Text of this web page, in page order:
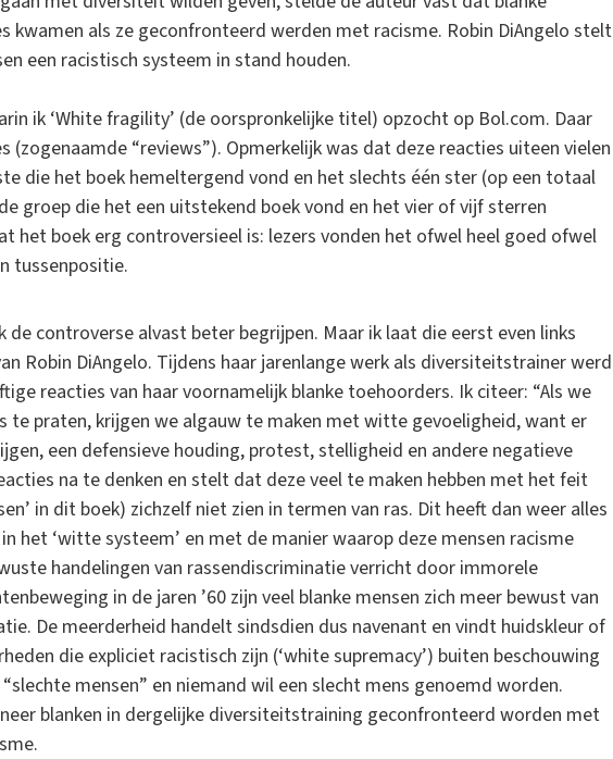
kwamen als ze geconfronteerd werden met racisme. Robin DiAngelo stelt
een racistisch systeem in stand houden.
ik ‘White fragility’ (de oorspronkelijke titel) opzocht op Bol.com. Daar
(zogenaamde “reviews”). Opmerkelijk was dat deze reacties uiteen vielen
die het boek hemeltergend vond en het slechts één ster (op een totaal
groep die het een uitstekend boek vond en het vier of vijf sterren
het boek erg controversieel is: lezers vonden het ofwel heel goed ofwel
tussenpositie.
de controverse alvast beter begrijpen. Maar ik laat die eerst even links
Robin DiAngelo. Tijdens haar jarenlange werk als diversiteitstrainer werd
reacties van haar voornamelijk blanke toehoorders. Ik citeer: “Als we
te praten, krijgen we algauw te maken met witte gevoeligheid, want er
een defensieve houding, protest, stelligheid en andere negatieve
na te denken en stelt dat deze veel te maken hebben met het feit
in dit boek) zichzelf niet zien in termen van ras. Dit heeft dan weer alles
het ‘witte systeem’ en met de manier waarop deze mensen racisme
handelingen van rassendiscriminatie verricht door immorele
in de jaren ’60 zijn veel blanke mensen zich meer bewust van
De meerderheid handelt sindsdien dus navenant en vindt huidskleur of
die expliciet racistisch zijn (‘white supremacy’) buiten beschouwing
mensen” en niemand wil een slecht mens genoemd worden.
blanken in dergelijke diversiteitstraining geconfronteerd worden met